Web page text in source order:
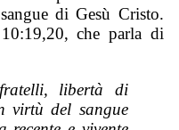
di Gesù Cristo.
che parla di
libertà di
virtù del sangue